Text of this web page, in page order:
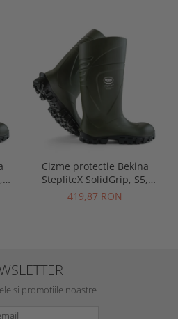
Cizme protectie Bekina
StepliteX SolidGrip, S5,
verde/negru
419,87 RON
si promotiile noastre